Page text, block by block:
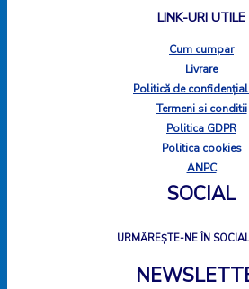
LINK-URI UTILE
Cum cumpar
Livrare
Politică de
Termeni si conditii
Politica GDPR
Politica cookies
ANPC
SOCIAL
URMĂREȘTE-NE ÎN